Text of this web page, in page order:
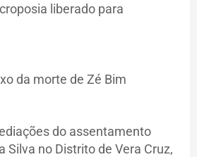
liberado para
da morte de Zé Bim
do assentamento
Silva no Distrito de Vera Cruz,